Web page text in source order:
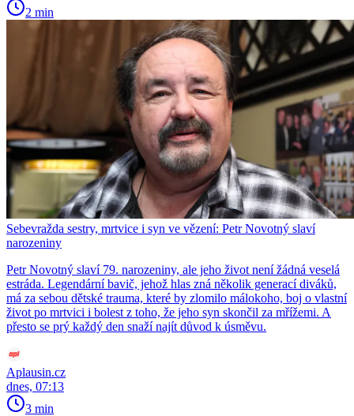
2 min
Sebevražda sestry, mrtvice i syn ve vězení: Petr Novotný slaví
narozeniny
Petr Novotný slaví 79. narozeniny, ale jeho život není žádná veselá
estráda. Legendární bavič, jehož hlas zná několik generací diváků,
má za sebou dětské trauma, které by zlomilo málokoho, boj o vlastní
život po mrtvici i bolest z toho, že jeho syn skončil za mřížemi. A
přesto se prý každý den snaží najít důvod k úsměvu.
Aplausin.cz
dnes, 07:13
3 min